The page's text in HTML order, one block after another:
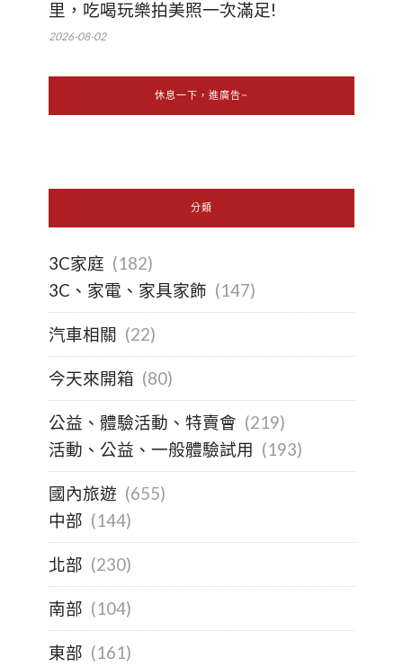
里，吃喝玩樂拍美照一次滿足!
2026-08-02
休息一下，進廣告~
分類
3C家庭 (182)
3C、家電、家具家飾 (147)
汽車相關 (22)
今天來開箱 (80)
公益、體驗活動、特賣會 (219)
活動、公益、一般體驗試用 (193)
國內旅遊 (655)
中部 (144)
北部 (230)
南部 (104)
東部 (161)